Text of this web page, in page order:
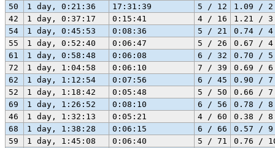
50
1 day, 0:21:36 17:31:39 5 / 12
1.09 /
42
1 day, 0:37:17 0:15:41 4 / 16
1.21 /
54
1 day, 0:45:53 0:08:36 5 / 21
0.74 /
55
1 day, 0:52:40 0:06:47 5 / 26
0.67 /
61
1 day, 0:58:48 0:06:08 6 / 32
0.70 /
72
1 day, 1:04:58 0:06:10 7 / 39
0.69 /
62
1 day, 1:12:54 0:07:56 6 / 45
0.90 /
52
1 day, 1:18:42 0:05:48 5 / 50
0.66 /
69
1 day, 1:26:52 0:08:10 6 / 56
0.78 /
46
1 day, 1:32:13 0:05:21 4 / 60
0.38 /
68
1 day, 1:38:28 0:06:15 6 / 66
0.57 /
59
1 day, 1:45:08 0:06:40 5 / 71
0.76 /